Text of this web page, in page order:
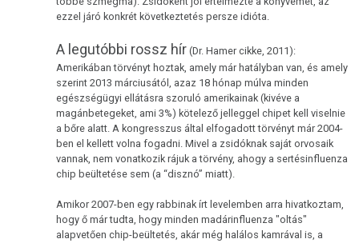
Fájdalmak
ezzel járó konkrét következtetés persze idióta.
A legutóbbi rossz hír (Dr. Hamer cikke, 2011):
Amerikában törvényt hoztak, amely már hatályban van, és amely
szerint 2013 márciusától, azaz 18 hónap múlva minden
egészségügyi ellátásra szoruló amerikainak (kivéve a
magánbetegeket, ami 3%) kötelező jelleggel chipet kell viselnie
a bőre alatt. A kongresszus által elfogadott törvényt már 2004-
ben el kellett volna fogadni. Mivel a zsidóknak saját orvosaik
vannak, nem vonatkozik rájuk a törvény, ahogy a sertésinfluenza
chip beültetése sem (a “disznó” miatt).
Amikor 2007-ben egy rabbinak írt levelemben arra hivatkoztam,
hogy ő már tudta, hogy minden madárinfluenza "oltás"
alapvetően chip-beültetés, akár még halálos kamrával is, a